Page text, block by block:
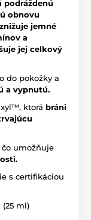
obnovu
jemné
a
jej celkový
do pokožky a
a vypnutú.
ktorá bráni
čo umožňuje
s certifikáciou
ml)